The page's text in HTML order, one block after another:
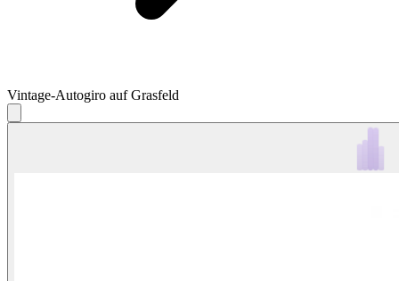
Vintage-Autogiro auf Grasfeld